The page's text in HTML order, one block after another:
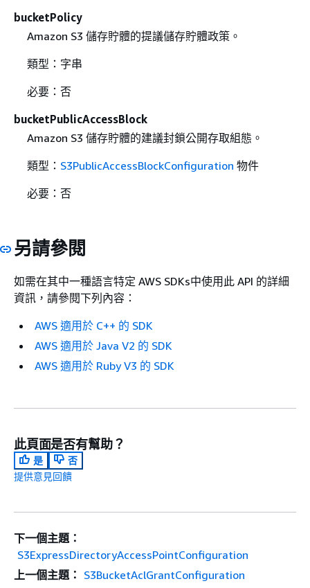
bucketPolicy
Amazon S3 儲存貯體的提議儲存貯體政策。
類型：字串
必要：否
bucketPublicAccessBlock
Amazon S3 儲存貯體的建議封鎖公開存取組態。
類型： S3PublicAccessBlockConfiguration 物件
必要：否
另請參閱
如需在其中一種語言特定 AWS SDKs中使用此 API 的詳細
資訊，請參閱下列內容：
AWS 適用於 C++ 的 SDK
AWS 適用於 Java V2 的 SDK
AWS 適用於 Ruby V3 的 SDK
此頁面是否有幫助？
是
否
提供意見回饋
下一個主題：
S3ExpressDirectoryAccessPointConfiguration
上一個主題： S3BucketAclGrantConfiguration